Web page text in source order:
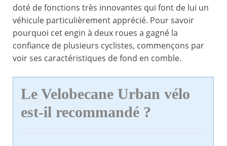
doté de fonctions très innovantes qui font de lui un
véhicule particulièrement apprécié. Pour savoir
pourquoi cet engin à deux roues a gagné la
confiance de plusieurs cyclistes, commençons par
voir ses caractéristiques de fond en comble.
Le Velobecane Urban vélo
est-il recommandé ?